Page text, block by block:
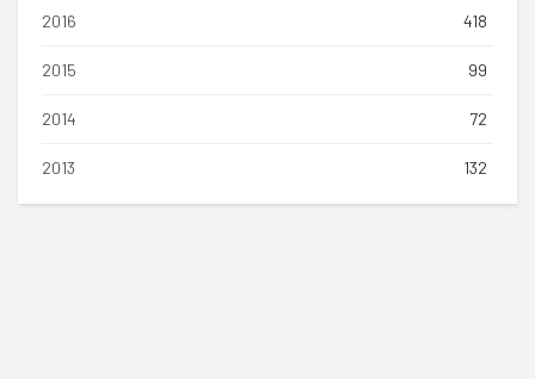
2016 418
2015 99
2014 72
2013 132